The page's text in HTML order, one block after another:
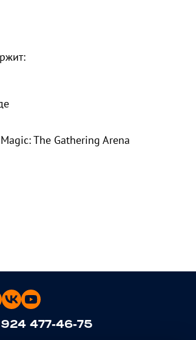
The Gathering Arena
924 477-46-75